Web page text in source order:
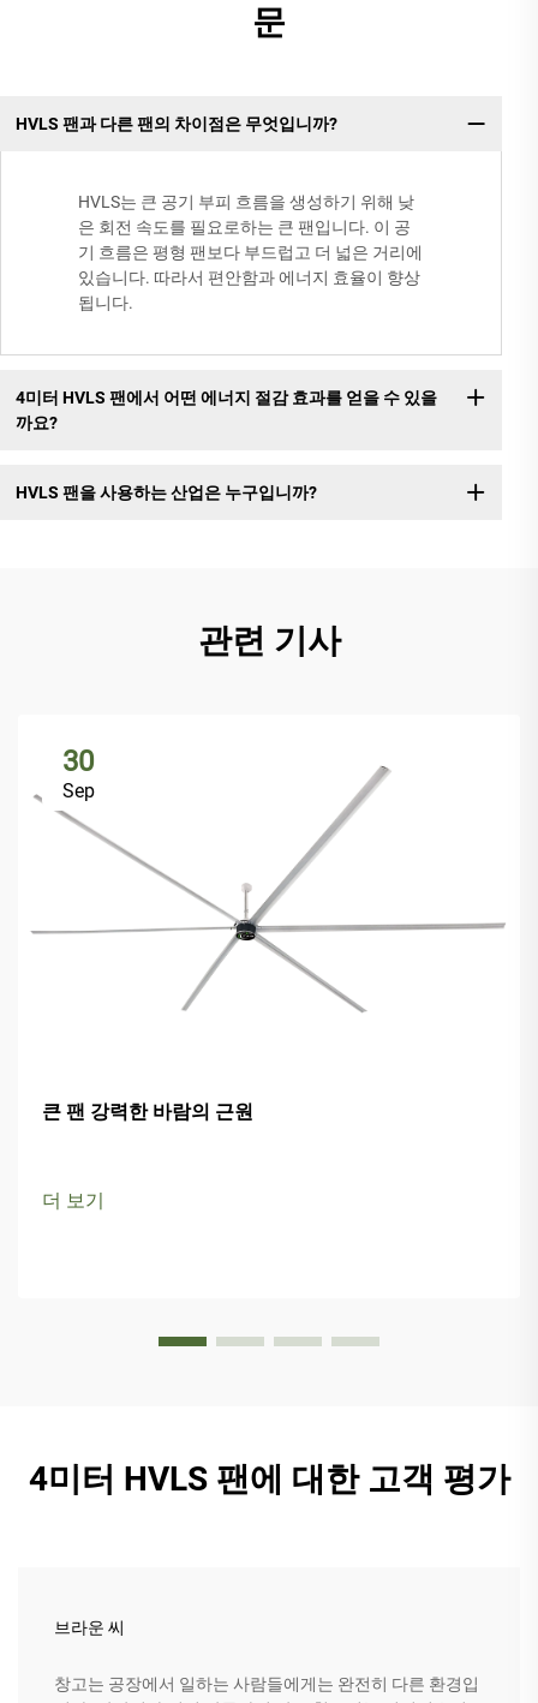
문
HVLS 팬과 다른 팬의 차이점은 무엇입니까?
HVLS는 큰 공기 부피 흐름을 생성하기 위해 낮
은 회전 속도를 필요로하는 큰 팬입니다. 이 공
기 흐름은 평형 팬보다 부드럽고 더 넓은 거리에
있습니다. 따라서 편안함과 에너지 효율이 향상
됩니다.
4미터 HVLS 팬에서 어떤 에너지 절감 효과를 얻을 수 있을
까요?
HVLS 팬을 사용하는 산업은 누구입니까?
관련 기사
30
Sep
큰 팬 강력한 바람의 근원
더 보기
4미터 HVLS 팬에 대한 고객 평가
브라운 씨
창고는 공장에서 일하는 사람들에게는 완전히 다른 환경입